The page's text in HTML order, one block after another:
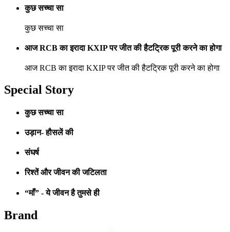
कुछ सच्चा सा
कुछ सच्चा सा
आज RCB का इरादा KXIP पर जीत की हैटट्रिक पूरी करने का होगा
आज RCB का इरादा KXIP पर जीत की हैटट्रिक पूरी करने का होगा
Special Story
कुछ सच्चा सा
उड़ान- हौसलें की
संघर्ष
रिश्तें और जीवन की जटिलता
“माँ” - ये जीवन है तुमसे ही
Brand